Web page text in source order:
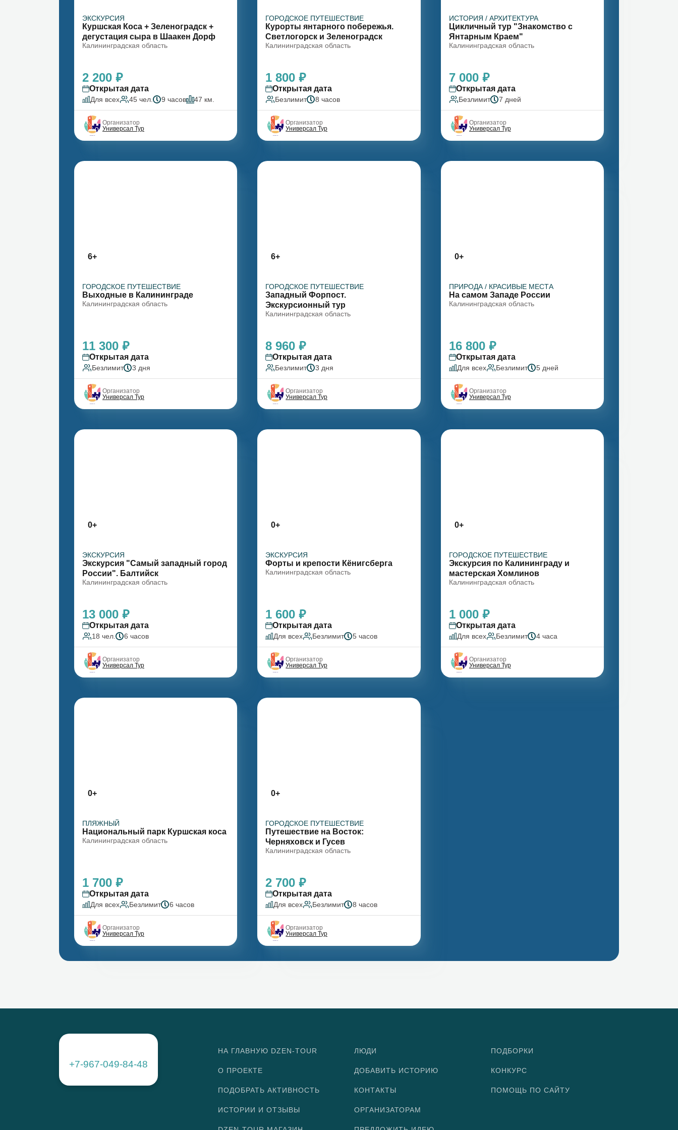
ЭКСКУРСИЯ
Куршская Коса + Зеленоградск +
дегустация сыра в Шаакен Дорф
Калининградская область
2 200 ₽
Открытая дата
Для всех 45 чел. 9 часов 47 км.
Организатор
Универсал Тур
ГОРОДСКОЕ ПУТЕШЕСТВИЕ
Курорты янтарного побережья.
Светлогорск и Зеленоградск
Калининградская область
1 800 ₽
Открытая дата
Безлимит 8 часов
Организатор
Универсал Тур
ИСТОРИЯ / АРХИТЕКТУРА
Цикличный тур "Знакомство с
Янтарным Краем"
Калининградская область
7 000 ₽
Открытая дата
Безлимит 7 дней
Организатор
Универсал Тур
6+
ГОРОДСКОЕ ПУТЕШЕСТВИЕ
Выходные в Калининграде
Калининградская область
11 300 ₽
Открытая дата
Безлимит 3 дня
Организатор
Универсал Тур
6+
ГОРОДСКОЕ ПУТЕШЕСТВИЕ
Западный Форпост.
Экскурсионный тур
Калининградская область
8 960 ₽
Открытая дата
Безлимит 3 дня
Организатор
Универсал Тур
0+
ПРИРОДА / КРАСИВЫЕ МЕСТА
На самом Западе России
Калининградская область
16 800 ₽
Открытая дата
Для всех Безлимит 5 дней
Организатор
Универсал Тур
0+
ЭКСКУРСИЯ
Экскурсия "Самый западный город
России". Балтийск
Калининградская область
13 000 ₽
Открытая дата
18 чел. 6 часов
Организатор
Универсал Тур
0+
ЭКСКУРСИЯ
Форты и крепости Кёнигсберга
Калининградская область
1 600 ₽
Открытая дата
Для всех Безлимит 5 часов
Организатор
Универсал Тур
0+
ГОРОДСКОЕ ПУТЕШЕСТВИЕ
Экскурсия по Калининграду и
мастерская Хомлинов
Калининградская область
1 000 ₽
Открытая дата
Для всех Безлимит 4 часа
Организатор
Универсал Тур
0+
ПЛЯЖНЫЙ
Национальный парк Куршская коса
Калининградская область
1 700 ₽
Открытая дата
Для всех Безлимит 6 часов
Организатор
Универсал Тур
0+
ГОРОДСКОЕ ПУТЕШЕСТВИЕ
Путешествие на Восток:
Черняховск и Гусев
Калининградская область
2 700 ₽
Открытая дата
Для всех Безлимит 8 часов
Организатор
Универсал Тур
+7-967-049-84-48
НА ГЛАВНУЮ DZEN-TOUR
О ПРОЕКТЕ
ПОДОБРАТЬ АКТИВНОСТЬ
ИСТОРИИ И ОТЗЫВЫ
ЛЮДИ
ДОБАВИТЬ ИСТОРИЮ
КОНТАКТЫ
ОРГАНИЗАТОРАМ
ПОДБОРКИ
КОНКУРС
ПОМОЩЬ ПО САЙТУ